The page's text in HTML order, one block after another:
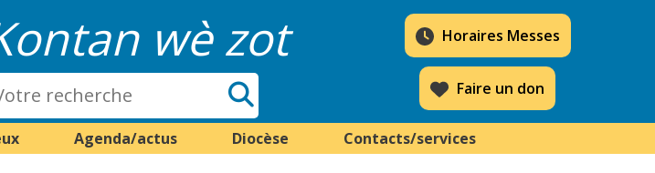
wè zot Horaires Messes
Faire un don
Agenda/actus Diocèse Contacts/services